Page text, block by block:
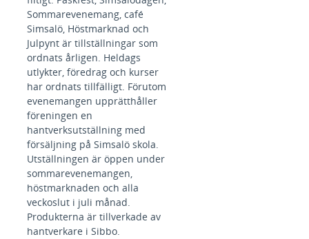
Sommarevenemang, café
Simsalö, Höstmarknad och
Julpynt är tillställningar som
ordnats årligen. Heldags
utlykter, föredrag och kurser
har ordnats tillfälligt. Förutom
evenemangen upprätthåller
föreningen en
hantverksutställning med
försäljning på Simsalö skola.
Utställningen är öppen under
sommarevenemangen,
höstmarknaden och alla
veckoslut i juli månad.
Produkterna är tillverkade av
hantverkare i Sibbo.